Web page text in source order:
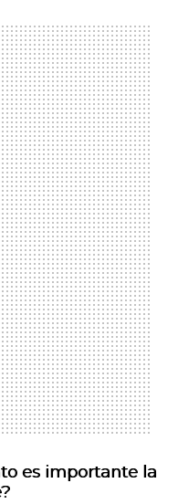
es importante la